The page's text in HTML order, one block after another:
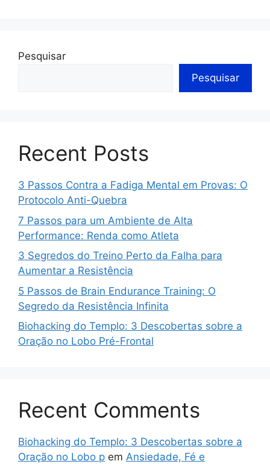
Pesquisar
Pesquisar
Recent Posts
3 Passos Contra a Fadiga Mental em Provas: O
Protocolo Anti-Quebra
7 Passos para um Ambiente de Alta
Performance: Renda como Atleta
3 Segredos do Treino Perto da Falha para
Aumentar a Resistência
5 Passos de Brain Endurance Training: O
Segredo da Resistência Infinita
Biohacking do Templo: 3 Descobertas sobre a
Oração no Lobo Pré-Frontal
Recent Comments
Biohacking do Templo: 3 Descobertas sobre a
Oração no Lobo p em Ansiedade, Fé e